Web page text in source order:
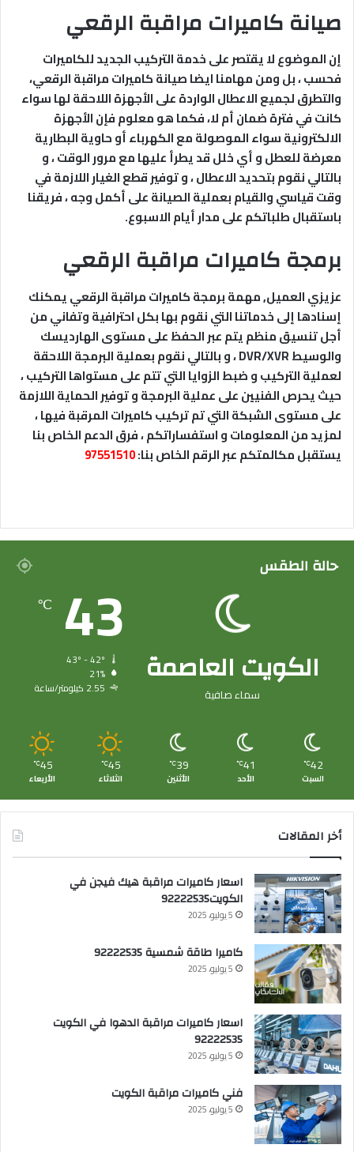
صيانة كاميرات مراقبة الرقعي
إن الموضوع لا يقتصر على خدمة التركيب الجديد للكاميرات
فحسب ، بل ومن مهامنا ايضا صيانة كاميرات مراقبة الرقعي،
والتطرق لجميع الاعطال الواردة على الأجهزة اللاحقة لها سواء
كانت في فترة ضمان أم لا، فكما هو معلوم فإن الأجهزة
الالكترونية سواء الموصولة مع الكهرباء أو حاوية البطارية
معرضة للعطل و أي خلل قد يطرأ عليها مع مرور الوقت ، و
بالتالي نقوم بتحديد الاعطال ، و توفير قطع الغيار اللازمة في
وقت قياسي والقيام بعملية الصيانة على أكمل وجه ، فريقنا
باستقبال طلباتكم على مدار أيام الاسبوع.
برمجة كاميرات مراقبة الرقعي
عزيزي العميل, مهمة برمجة كاميرات مراقبة الرقعي يمكنك
إسنادها إلى خدماتنا التي نقوم بها بكل احترافية وتفاني من
أجل تنسيق منظم يتم عبر الحفظ على مستوى الهارديسك
والوسيط DVR/XVR ، و بالتالي نقوم بعملية البرمجة اللاحقة
لعملية التركيب و ضبط الزوايا التي تتم على مستواها التركيب ،
حيث يحرص الفنيين على عملية البرمجة و توفير الحماية اللازمة
على مستوى الشبكة التي تم تركيب كاميرات المرقبة فيها ،
لمزيد من المعلومات و استفساراتكم ، فرق الدعم الخاص بنا
يستقبل مكالمتكم عبر الرقم الخاص بنا:97551510
حالة الطقس
الكويت العاصمة
سماء صافية
43
℃
21%
2.55 كيلومتر/ساعة
42
℃
السبت
41
℃
الأحد
39
℃
الأثنين
45
℃
الثلاثاء
45
℃
الأربعاء
أخر المقالات
اسعار كاميرات مراقبة هيك فيجن في
الكويت92222535
5 يوليو، 2025
كاميرا طاقة شمسية 92222535
5 يوليو، 2025
اسعار كاميرات مراقبة الدهوا في الكويت
92222535
5 يوليو، 2025
فني كاميرات مراقبة الكويت
5 يوليو، 2025